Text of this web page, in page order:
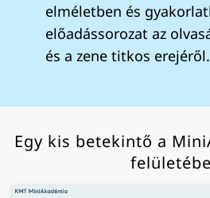
elméletben és
előadássorozat az
és a zene titkos erejéről.
Egy kis betekintő a